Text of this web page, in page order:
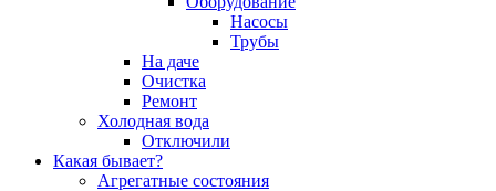
Насосы
Трубы
На даче
Очистка
Ремонт
Холодная вода
Отключили
Какая бывает?
Агрегатные состояния